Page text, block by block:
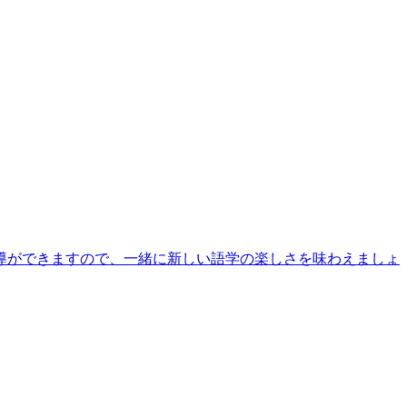
できますので、一緒に新しい語学の楽しさを味わえましょ